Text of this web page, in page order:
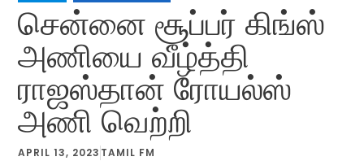
சென்னை சூப்பர் கிங்ஸ்
அணியை வீழ்த்தி
ராஜஸ்தான் ரோயல்ஸ்
அணி வெற்றி
APRIL 13, 2023 TAMIL FM